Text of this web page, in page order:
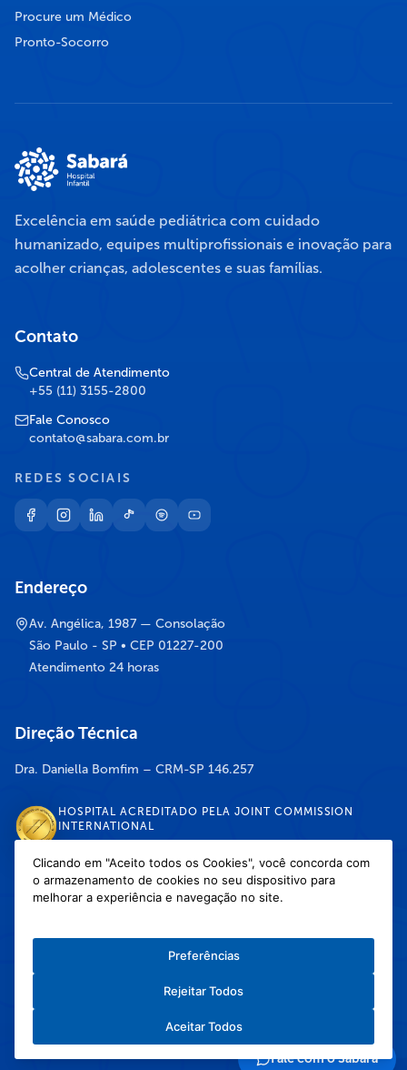
Fale com o Sabará
Procure um Médico
Pronto-Socorro
Excelência em saúde pediátrica com cuidado
humanizado, equipes multiprofissionais e inovação para
acolher crianças, adolescentes e suas famílias.
Contato
Central de Atendimento
+55 (11) 3155-2800
Fale Conosco
contato@sabara.com.br
REDES SOCIAIS
Endereço
Av. Angélica, 1987 — Consolação
São Paulo - SP • CEP 01227-200
Atendimento 24 horas
Direção Técnica
Dra. Daniella Bomfim – CRM-SP 146.257
HOSPITAL ACREDITADO PELA JOINT COMMISSION
INTERNATIONAL
DISPONÍVEL NAS LOJAS
Política de Cookies
Copyright © 2026 Hospital Infantil Sabará — Todos os direitos reservados.
Clicando em "Aceito todos os Cookies", você concorda com
o armazenamento de cookies no seu dispositivo para
melhorar a experiência e navegação no site.
Preferências
Rejeitar Todos
Aceitar Todos